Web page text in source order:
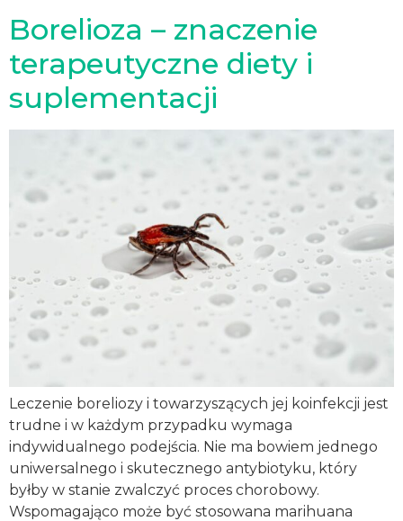
Borelioza – znaczenie
terapeutyczne diety i
suplementacji
Leczenie boreliozy i towarzyszących jej koinfekcji jest
trudne i w każdym przypadku wymaga
indywidualnego podejścia. Nie ma bowiem jednego
uniwersalnego i skutecznego antybiotyku, który
byłby w stanie zwalczyć proces chorobowy.
Wspomagająco może być stosowana marihuana